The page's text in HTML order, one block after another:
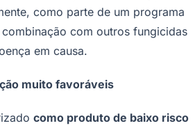
como parte de um programa
com outros fungicidas
em causa.
muito favoráveis
como produto de baixo risco